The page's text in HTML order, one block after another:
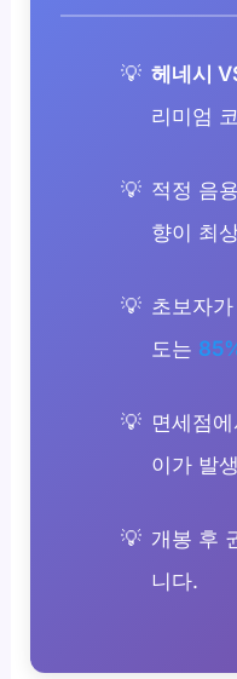
헤네시
리미엄
적정 음
향이 최
초보자
도는
면세점
이가 발
개봉 후
니다.